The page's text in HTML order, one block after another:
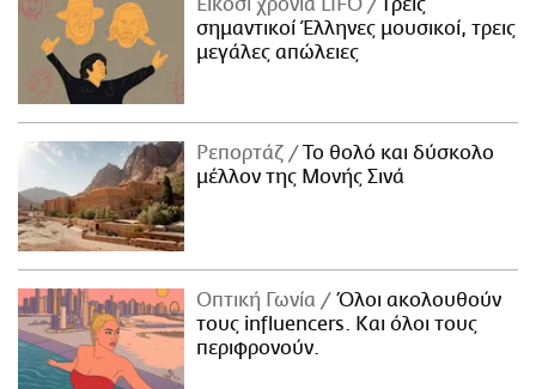
Είκοσι χρόνια LIFO
Tρεις
σημαντικοί Έλληνες μουσικοί, τρεις
μεγάλες απώλειες
Ρεπορτάζ
Το θολό και δύσκολο
μέλλον της Μονής Σινά
Οπτική Γωνία
Όλοι ακολουθούν
τους influencers. Και όλοι τους
περιφρονούν.